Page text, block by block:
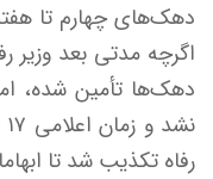
دهک‌های چهارم تا
اگرچه مدتی بعد وزیر
دهک‌ها تأمین شده،
رفاه تکذیب شد تا